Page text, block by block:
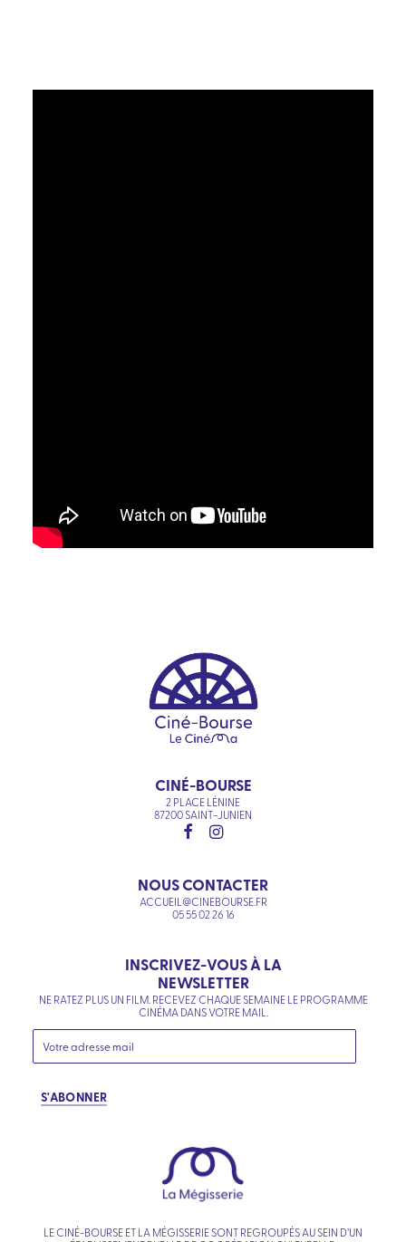
CINÉ-BOURSE
2 PLACE LÉNINE
87200 SAINT-JUNIEN
NOUS CONTACTER
ACCUEIL@CINEBOURSE.FR
05 55 02 26 16
INSCRIVEZ-VOUS À LA
NEWSLETTER
NE RATEZ PLUS UN FILM. RECEVEZ CHAQUE SEMAINE LE PROGRAMME
CINÉMA DANS VOTRE MAIL.
S'ABONNER
LE CINÉ-BOURSE ET LA MÉGISSERIE SONT REGROUPÉS AU SEIN D’UN